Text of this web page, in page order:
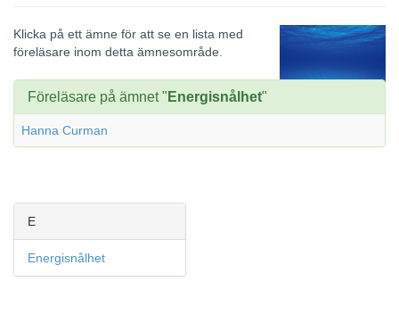
Klicka på ett ämne för att se en lista med
föreläsare inom detta ämnesområde.
Föreläsare på ämnet " Energisnålhet"
Hanna Curman
E
Energisnålhet